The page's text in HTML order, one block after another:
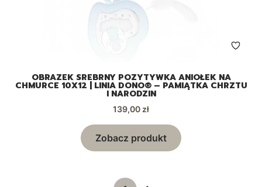
OBRAZEK SREBRNY POZYTYWKA ANIOŁEK NA
CHMURCE 10X12 | LINIA DONO® – PAMIĄTKA CHRZTU
I NARODZIN
Cena
139,00 zł
Zobacz produkt